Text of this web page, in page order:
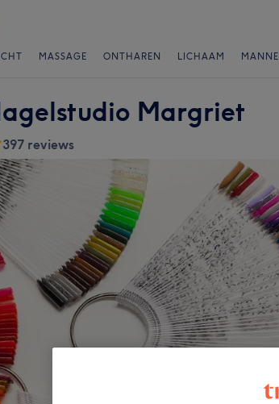
MASSAGE ONTHAREN LICHAAM
Margriet
397 reviews